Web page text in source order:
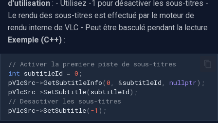
d'utilisation : - Utilisez -1 pour désactiver les sous-titres -
Le rendu des sous-titres est effectué par le moteur de
rendu interne de VLC - Peut être basculé pendant la lecture
Exemple (C++) :
// Activer la premiere piste de sous-titres
int subtitleId = 0 ;
pVlcSrc->GetSubtitleInfo (0 &subtitleId nullptr);
pVlcSrc->SetSubtitle( subtitleId);
// Desactiver les sous-titres
pVlcSrc->SetSubtitle( -1 );